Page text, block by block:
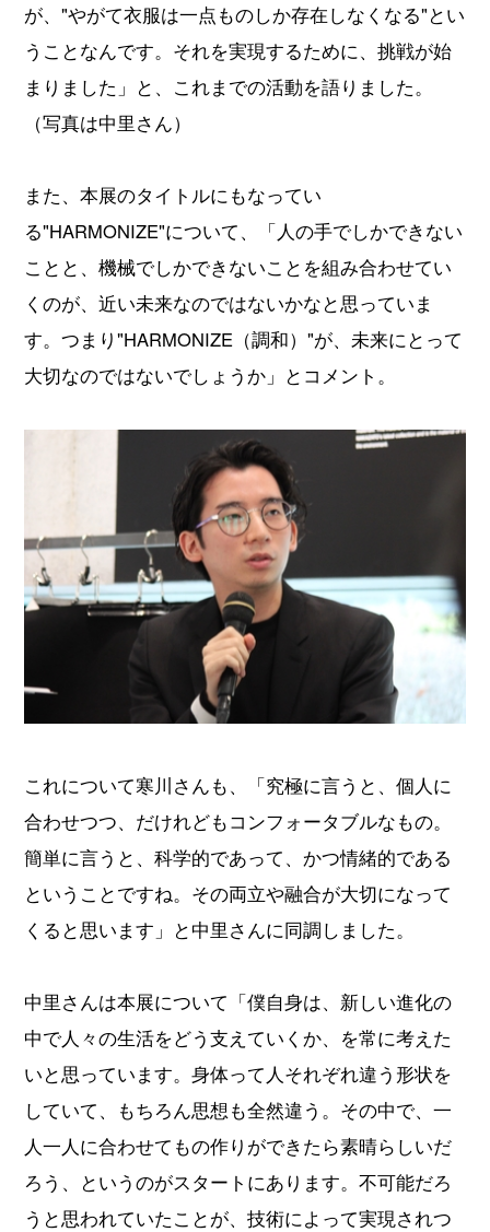
が、"やがて衣服は一点ものしか存在しなくなる"とい
うことなんです。それを実現するために、挑戦が始
まりました」と、これまでの活動を語りました。
（写真は中里さん）
また、本展のタイトルにもなってい
る"HARMONIZE"について、「人の手でしかできない
ことと、機械でしかできないことを組み合わせてい
くのが、近い未来なのではないかなと思っていま
す。つまり"HARMONIZE（調和）"が、未来にとって
大切なのではないでしょうか」とコメント。
これについて寒川さんも、「究極に言うと、個人に
合わせつつ、だけれどもコンフォータブルなもの。
簡単に言うと、科学的であって、かつ情緒的である
ということですね。その両立や融合が大切になって
くると思います」と中里さんに同調しました。
中里さんは本展について「僕自身は、新しい進化の
中で人々の生活をどう支えていくか、を常に考えた
いと思っています。身体って人それぞれ違う形状を
していて、もちろん思想も全然違う。その中で、一
人一人に合わせてもの作りができたら素晴らしいだ
ろう、というのがスタートにあります。不可能だろ
うと思われていたことが、技術によって実現されつ